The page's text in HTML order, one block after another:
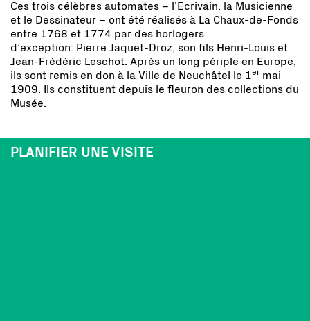
Ces trois célèbres automates – l’Ecrivain, la Musicienne
et le Dessinateur – ont été réalisés à La Chaux-de-Fonds
entre 1768 et 1774 par des horlogers
d’exception: Pierre Jaquet-Droz, son fils Henri-Louis et
Jean-Frédéric Leschot. Après un long périple en Europe,
ils sont remis en don à la Ville de Neuchâtel le 1er mai
1909. Ils constituent depuis le fleuron des collections du
Musée.
PLANIFIER UNE VISITE